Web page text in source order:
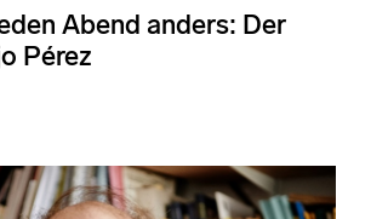
Abend anders: Der
Pérez